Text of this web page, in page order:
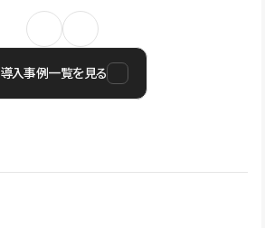
導入事例一覧を見る